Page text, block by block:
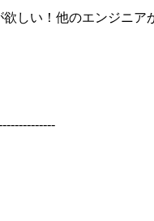
しい！他のエンジニ